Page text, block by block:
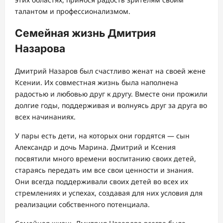
талантом и профессионализмом.
Семейная жизнь Дмитрия
Назарова
Дмитрий Назаров был счастливо женат на своей жене
Ксении. Их совместная жизнь была наполнена
радостью и любовью друг к другу. Вместе они прожили
долгие годы, поддерживая и волнуясь друг за друга во
всех начинаниях.
У пары есть дети, на которых они гордятся — сын
Александр и дочь Марина. Дмитрий и Ксения
посвятили много времени воспитанию своих детей,
стараясь передать им все свои ценности и знания.
Они всегда поддерживали своих детей во всех их
стремлениях и успехах, создавая для них условия для
реализации собственного потенциала.